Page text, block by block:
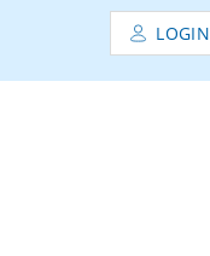
LOGIN